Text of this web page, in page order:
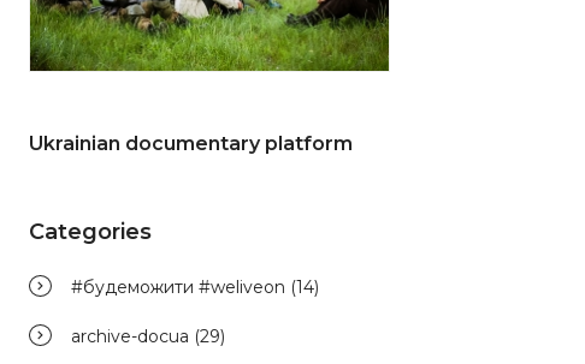
Ukrainian documentary platform
Categories
#будеможити #weliveon (14)
archive-docua (29)